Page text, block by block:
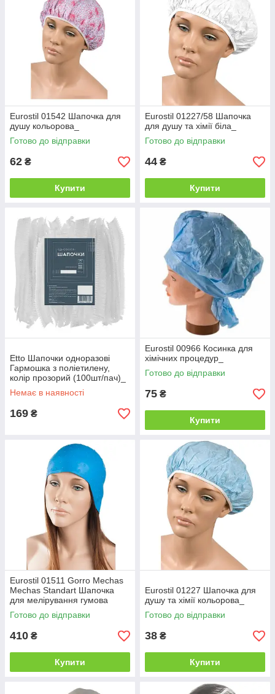
Eurostil 01542 Шапочка для
душу кольорова_
Готово до відправки
62 ₴
Купити
Eurostil 01227/58 Шапочка
для душу та хімії біла_
Готово до відправки
44 ₴
Купити
Etto Шапочки одноразові
Гармошка з поліетилену,
колір прозорий (100шт/пач)_
Немає в наявності
169 ₴
Eurostil 00966 Косинка для
хімічних процедур_
Готово до відправки
75 ₴
Купити
Eurostil 01511 Gorro Mechas
Mechas Standart Шапочка
для мелірування гумова
синя_
Готово до відправки
410 ₴
Купити
Eurostil 01227 Шапочка для
душу та хімії кольорова_
Готово до відправки
38 ₴
Купити